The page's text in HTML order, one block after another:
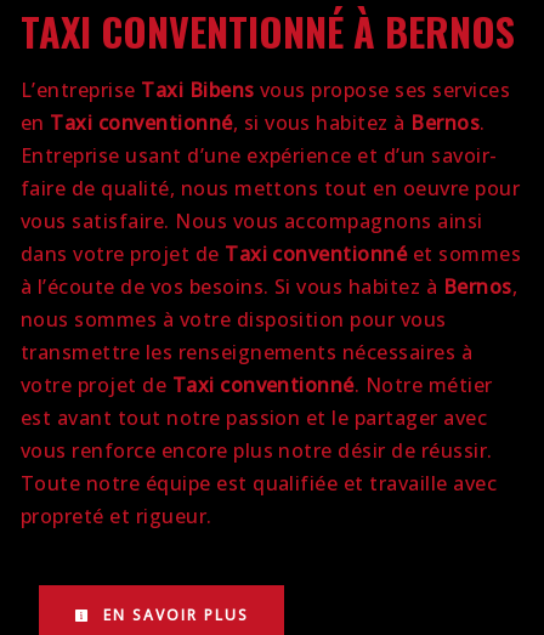
TAXI CONVENTIONNÉ À BERNOS
L’entreprise Taxi Bibens vous propose ses services
en Taxi conventionné, si vous habitez à Bernos.
Entreprise usant d’une expérience et d’un savoir-
faire de qualité, nous mettons tout en oeuvre pour
vous satisfaire. Nous vous accompagnons ainsi
dans votre projet de Taxi conventionnéet sommes
à l’écoute de vos besoins. Si vous habitez à Bernos,
nous sommes à votre disposition pour vous
transmettre les renseignements nécessaires à
votre projet de Taxi conventionné. Notre métier
est avant tout notre passion et le partager avec
vous renforce encore plus notre désir de réussir.
Toute notre équipe est qualifiée et travaille avec
propreté et rigueur.
EN SAVOIR PLUS